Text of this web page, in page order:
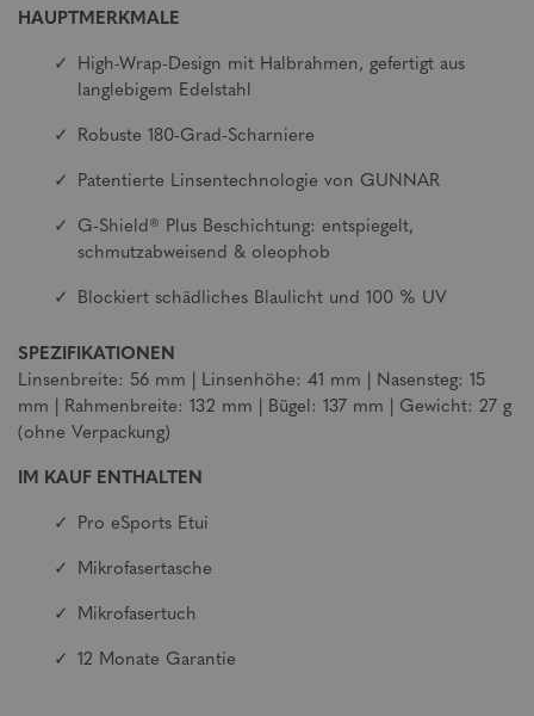
HAUPTMERKMALE
High-Wrap-Design mit Halbrahmen, gefertigt aus
langlebigem Edelstahl
Robuste 180-Grad-Scharniere
Patentierte Linsentechnologie von GUNNAR
G-Shield® Plus Beschichtung: entspiegelt,
schmutzabweisend & oleophob
Blockiert schädliches Blaulicht und 100 % UV
SPEZIFIKATIONEN
Linsenbreite: 56 mm | Linsenhöhe: 41 mm | Nasensteg: 15
mm | Rahmenbreite: 132 mm | Bügel: 137 mm | Gewicht: 27 g
(ohne Verpackung)
IM KAUF ENTHALTEN
Pro eSports Etui
Mikrofasertasche
Mikrofasertuch
12 Monate Garantie